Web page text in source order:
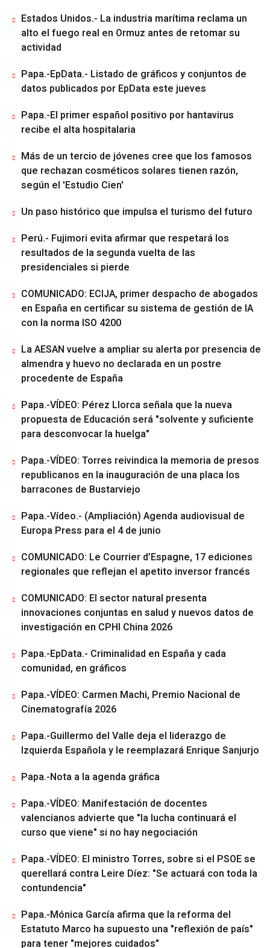
Estados Unidos.- La industria marítima reclama un
alto el fuego real en Ormuz antes de retomar su
actividad
Papa.-EpData.- Listado de gráficos y conjuntos de
datos publicados por EpData este jueves
Papa.-El primer español positivo por hantavirus
recibe el alta hospitalaria
Más de un tercio de jóvenes cree que los famosos
que rechazan cosméticos solares tienen razón,
según el 'Estudio Cien'
Un paso histórico que impulsa el turismo del futuro
Perú.- Fujimori evita afirmar que respetará los
resultados de la segunda vuelta de las
presidenciales si pierde
COMUNICADO: ECIJA, primer despacho de abogados
en España en certificar su sistema de gestión de IA
con la norma ISO 4200
La AESAN vuelve a ampliar su alerta por presencia de
almendra y huevo no declarada en un postre
procedente de España
Papa.-VÍDEO: Pérez Llorca señala que la nueva
propuesta de Educación será "solvente y suficiente
para desconvocar la huelga"
Papa.-VÍDEO: Torres reivindica la memoria de presos
republicanos en la inauguración de una placa los
barracones de Bustarviejo
Papa.-Vídeo.- (Ampliación) Agenda audiovisual de
Europa Press para el 4 de junio
COMUNICADO: Le Courrier d’Espagne, 17 ediciones
regionales que reflejan el apetito inversor francés
COMUNICADO: El sector natural presenta
innovaciones conjuntas en salud y nuevos datos de
investigación en CPHI China 2026
Papa.-EpData.- Criminalidad en España y cada
comunidad, en gráficos
Papa.-VÍDEO: Carmen Machi, Premio Nacional de
Cinematografía 2026
Papa.-Guillermo del Valle deja el liderazgo de
Izquierda Española y le reemplazará Enrique Sanjurjo
Papa.-Nota a la agenda gráfica
Papa.-VÍDEO: Manifestación de docentes
valencianos advierte que "la lucha continuará el
curso que viene" si no hay negociación
Papa.-VÍDEO: El ministro Torres, sobre si el PSOE se
querellará contra Leire Díez: "Se actuará con toda la
contundencia"
Papa.-Mónica García afirma que la reforma del
Estatuto Marco ha supuesto una "reflexión de país"
para tener "mejores cuidados"